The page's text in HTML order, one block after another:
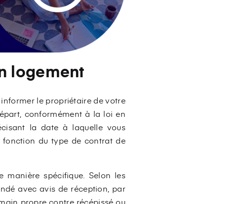
logement
le propriétaire de votre
conformément à la loi en
la date à laquelle vous
fonction du type de contrat de
spécifique. Selon les
avec avis de réception, par
propre contre récépissé ou